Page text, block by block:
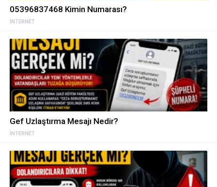
İNTERNET
05396837468 Kimin Numarası?
İNTERNET
Gef Uzlaştırma Mesajı Nedir?